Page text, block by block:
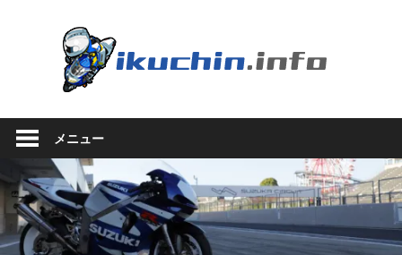
プ
ち
ん
ち
の
ブ
ロ
グ
メニュー